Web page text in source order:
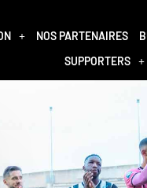
NOS PARTENAIRES
SUPPORTERS